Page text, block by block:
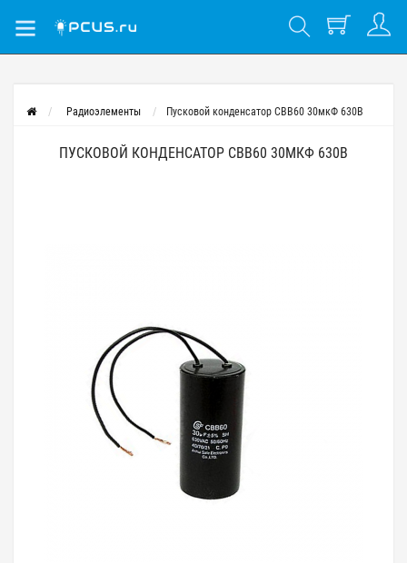
Радиоэлементы Пусковой конденсатор CBB60 30мкФ 630В
ПУСКОВОЙ КОНДЕНСАТОР CBB60 30МКФ 630В